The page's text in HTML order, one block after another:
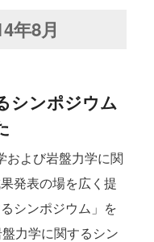
年8月
シンポジウム
および岩盤力学に関
発表の場を広く提
シンポジウム」を
力学に関するシン